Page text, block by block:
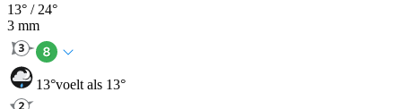
13° / 24°
3 mm
13°voelt als 13°